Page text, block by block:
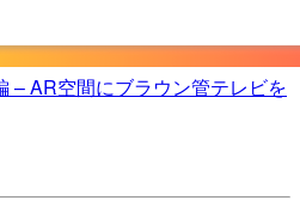
– AR空間にブラウン管テレビを